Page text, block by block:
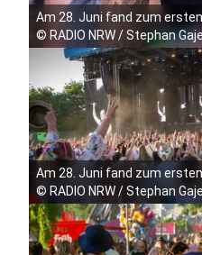
Am 28. Juni fand zum
© RADIO NRW / Stephan
Am 28. Juni fand zum
© RADIO NRW / Stephan